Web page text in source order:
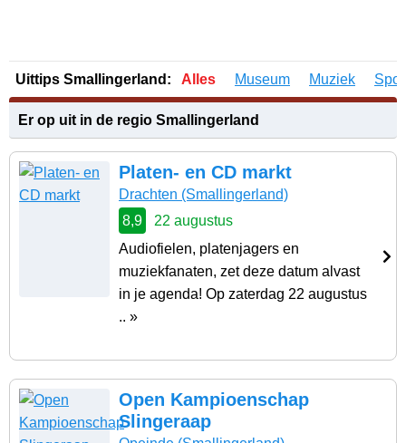
Uittips Smallingerland: Alles Museum Muziek
Er op uit in de regio Smallingerland
Platen- en CD markt
Drachten (Smallingerland)
8,9
22 augustus
Audiofielen, platenjagers en
muziekfanaten, zet deze datum alvast
in je agenda! Op zaterdag 22 augustus
.. »
Open Kampioenschap
Slingeraap